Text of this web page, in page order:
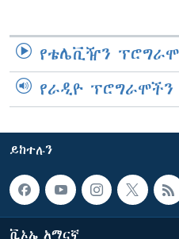
የቴሌቪዥን
የራዲዮ
ይከተሉን
ቪኦኤ አማርኛ